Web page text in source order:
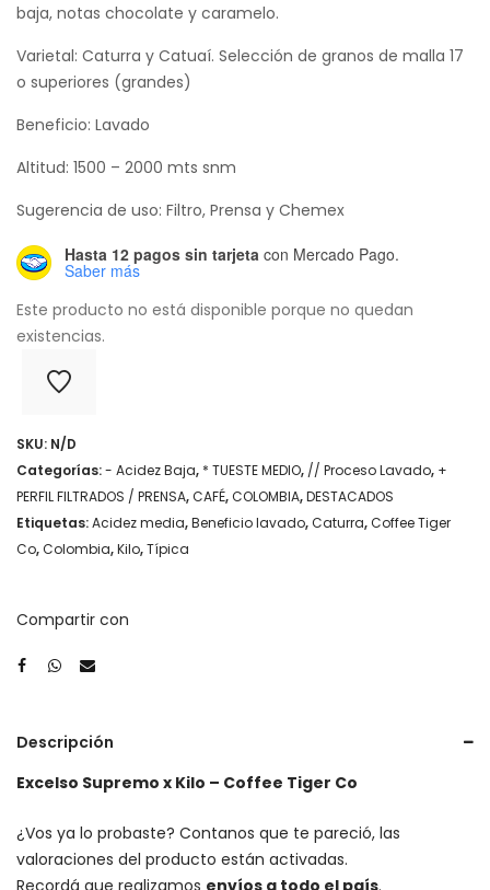
baja, notas chocolate y caramelo.
Varietal: Caturra y Catuaí. Selección de granos de malla 17
o superiores (grandes)
Beneficio: Lavado
Altitud: 1500 – 2000 mts snm
Sugerencia de uso: Filtro, Prensa y Chemex
Hasta 12 pagos sin tarjeta con Mercado Pago.
Saber más
Este producto no está disponible porque no quedan
existencias.
SKU: N/D
Categorías:- Acidez Baja, * TUESTE MEDIO, // Proceso Lavado, +
PERFIL FILTRADOS / PRENSA,CAFÉ,COLOMBIA,DESTACADOS
Etiquetas:Acidez media,Beneficio lavado,Caturra,Coffee Tiger
Co,Colombia,Kilo,Típica
Compartir con
Descripción
Excelso Supremo x Kilo – Coffee Tiger Co
¿Vos ya lo probaste? Contanos que te pareció, las
valoraciones del producto están activadas.
Recordá que realizamos envíos a todo el país.